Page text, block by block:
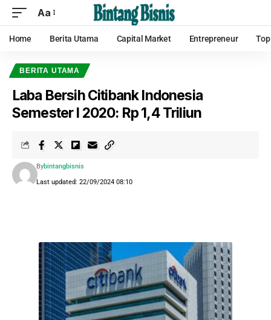
Aa
Home Berita Utama Capital Market Entrepreneur
BERITA UTAMA
Laba Bersih Citibank Indonesia
Semester I 2020: Rp 1,4 Triliun
Last updated: 22/09/2024 08:10
Bybintangbisnis